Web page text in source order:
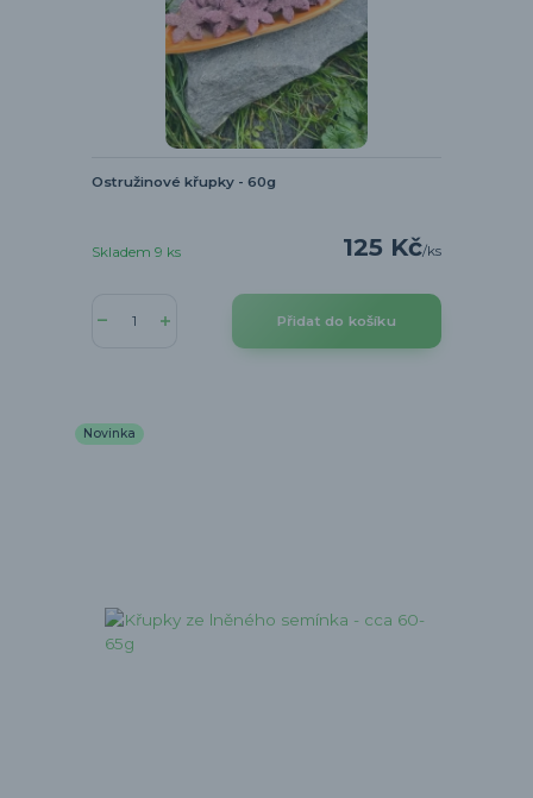
Ostružinové křupky - 60g
125 Kč/ks
Skladem 9 ks
Přidat do košíku
Novinka